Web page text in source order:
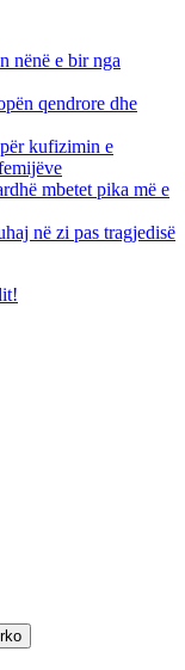
nënë e bir nga
qendrore dhe
kufizimin e
mbetet pika më e
në zi pas tragjedisë